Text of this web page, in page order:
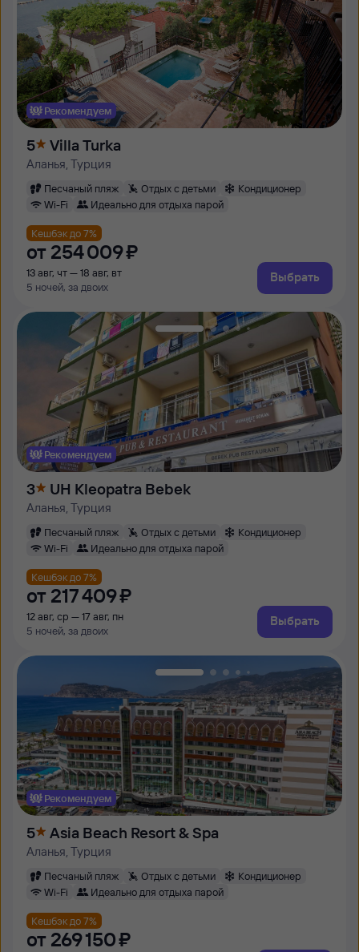
Рекомендуем
5 Villa Turka
Аланья, Турция
Песчаный пляж Отдых с детьми
Кондиционер
Wi-Fi
Идеально для отдыха парой
Кешбэк до 7%
от 254 ⁠009 ⁠₽
13 авг, чт — 18 авг, вт
5 ночей, за двоих
Выбрать
Рекомендуем
3 UH Kleopatra Bebek
Аланья, Турция
Песчаный пляж Отдых с детьми
Кондиционер
Wi-Fi
Идеально для отдыха парой
Кешбэк до 7%
от 217 ⁠409 ⁠₽
12 авг, ср — 17 авг, пн
5 ночей, за двоих
Выбрать
Рекомендуем
5 Asia Beach Resort & Spa
Аланья, Турция
Песчаный пляж Отдых с детьми
Кондиционер
Wi-Fi
Идеально для отдыха парой
Кешбэк до 7%
от 269 ⁠150 ⁠₽